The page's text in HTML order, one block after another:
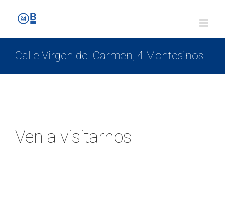
Calle Virgen del Carmen, 4 Montesinos
Ven a visitarnos